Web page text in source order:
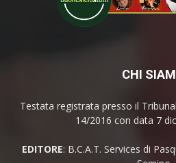
CHI
Testata registrata presso il
14/2016 con data 7
EDITORE: B.C.A.T. Services di